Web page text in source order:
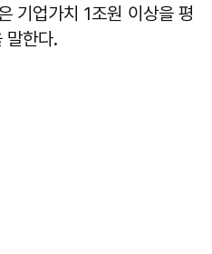
기업가치 1조원 이상을 평
말한다.